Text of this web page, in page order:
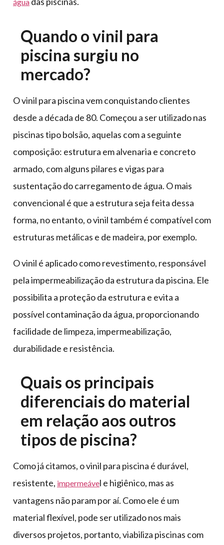
Quando o vinil para
piscina surgiu no
mercado?
O vinil para piscina vem conquistando clientes
desde a década de 80. Começou a ser utilizado nas
piscinas tipo bolsão, aquelas com a seguinte
composição: estrutura em alvenaria e concreto
armado, com alguns pilares e vigas para
sustentação do carregamento de água. O mais
convencional é que a estrutura seja feita dessa
forma, no entanto, o vinil também é compatível com
estruturas metálicas e de madeira, por exemplo.
O vinil é aplicado como revestimento, responsável
pela impermeabilização da estrutura da piscina. Ele
possibilita a proteção da estrutura e evita a
possível contaminação da água, proporcionando
facilidade de limpeza, impermeabilização,
durabilidade e resistência.
Quais os principais
diferenciais do material
em relação aos outros
tipos de piscina?
Como já citamos, o vinil para piscina é durável,
resistente, impermeável e higiênico, mas as
vantagens não param por aí. Como ele é um
material flexível, pode ser utilizado nos mais
diversos projetos, portanto, viabiliza piscinas com